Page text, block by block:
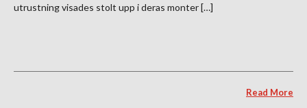
utrustning visades stolt upp i deras monter […]
Read More